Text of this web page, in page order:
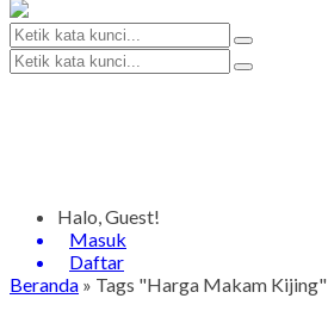
Halo, Guest!
Masuk
Daftar
Beranda » Tags "Harga Makam Kijing"